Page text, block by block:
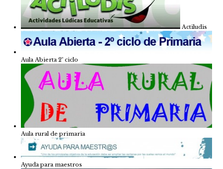
Actiludis
Aula Abierta 2º ciclo
Aula rural de primaria
Ayuda para maestros